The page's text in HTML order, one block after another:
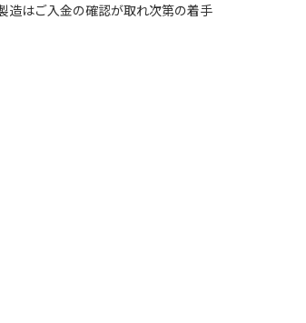
造はご入金の確認が取れ次第の着手